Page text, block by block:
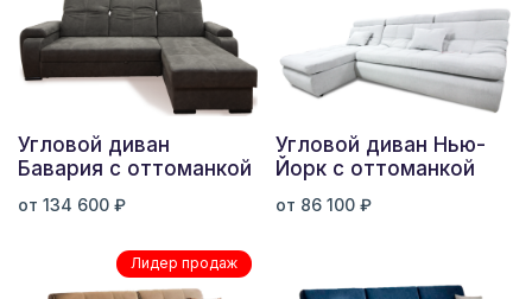
Угловой диван
Бавария с оттоманкой
от 134 600 ₽
Угловой диван Нью-
Йорк с оттоманкой
от 86 100 ₽
Лидер продаж